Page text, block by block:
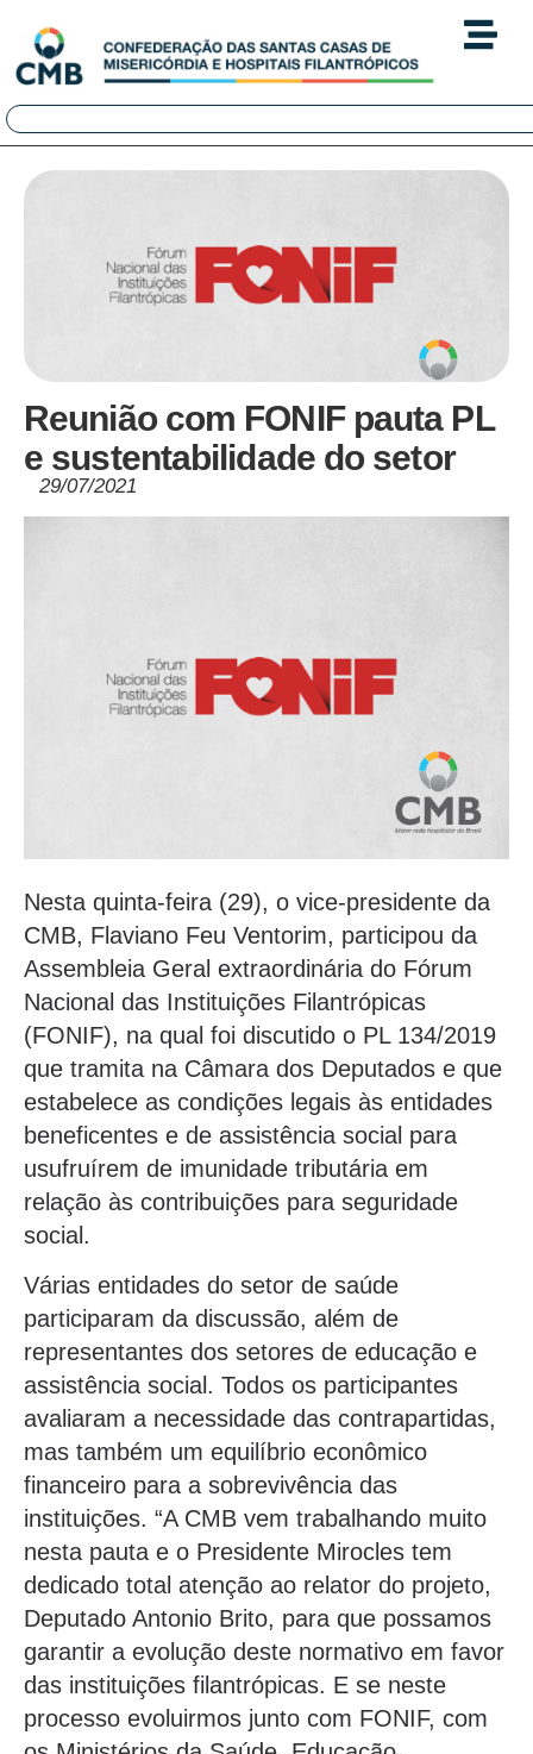
Reunião com FONIF pauta PL
e sustentabilidade do setor
29/07/2021
Nesta quinta-feira (29), o vice-presidente da
CMB, Flaviano Feu Ventorim, participou da
Assembleia Geral extraordinária do Fórum
Nacional das Instituições Filantrópicas
(FONIF), na qual foi discutido o PL 134/2019
que tramita na Câmara dos Deputados e que
estabelece as condições legais às entidades
beneficentes e de assistência social para
usufruírem de imunidade tributária em
relação às contribuições para seguridade
social.
Várias entidades do setor de saúde
participaram da discussão, além de
representantes dos setores de educação e
assistência social. Todos os participantes
avaliaram a necessidade das contrapartidas,
mas também um equilíbrio econômico
financeiro para a sobrevivência das
instituições. “A CMB vem trabalhando muito
nesta pauta e o Presidente Mirocles tem
dedicado total atenção ao relator do projeto,
Deputado Antonio Brito, para que possamos
garantir a evolução deste normativo em favor
das instituições filantrópicas. E se neste
processo evoluirmos junto com FONIF, com